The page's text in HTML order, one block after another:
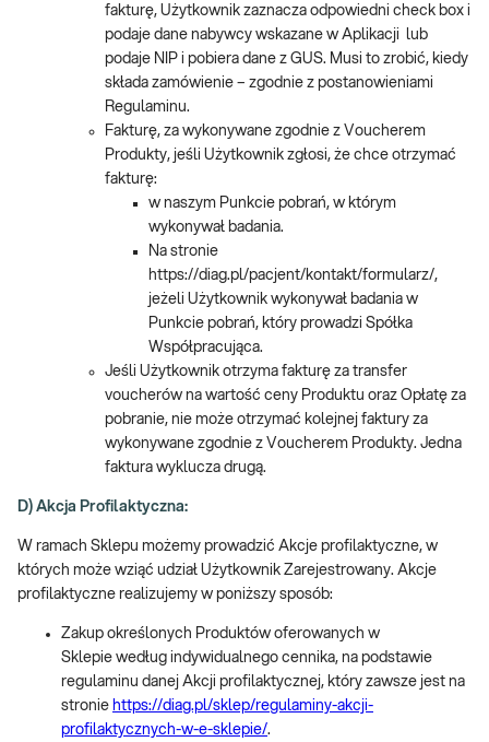
fakturę, Użytkownik zaznacza odpowiedni check box i
podaje dane nabywcy wskazane w Aplikacji lub
podaje NIP i pobiera dane z GUS. Musi to zrobić, kiedy
składa zamówienie – zgodnie z postanowieniami
Regulaminu.
Fakturę, za wykonywane zgodnie z Voucherem
Produkty, jeśli Użytkownik zgłosi, że chce otrzymać
fakturę:
w naszym Punkcie pobrań, w którym
wykonywał badania.
Na stronie
https://diag.pl/pacjent/kontakt/formularz/,
jeżeli Użytkownik wykonywał badania w
Punkcie pobrań, który prowadzi Spółka
Współpracująca.
Jeśli Użytkownik otrzyma fakturę za transfer
voucherów na wartość ceny Produktu oraz Opłatę za
pobranie, nie może otrzymać kolejnej faktury za
wykonywane zgodnie z Voucherem Produkty. Jedna
faktura wyklucza drugą.
D) Akcja Profilaktyczna:
W ramach Sklepu możemy prowadzić Akcje profilaktyczne, w
których może wziąć udział Użytkownik Zarejestrowany. Akcje
profilaktyczne realizujemy w poniższy sposób:
Zakup określonych Produktów oferowanych w
Sklepie według indywidualnego cennika, na podstawie
regulaminu danej Akcji profilaktycznej, który zawsze jest na
stronie https://diag.pl/sklep/regulaminy-akcji-
profilaktycznych-w-e-sklepie/.